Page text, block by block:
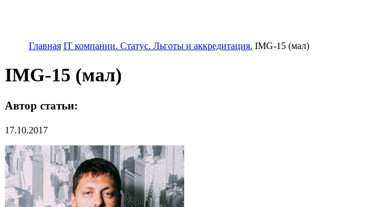
Главная IT компании. Статус. Льготы и аккредитация. IMG-15 (мал)
IMG-15 (мал)
Автор статьи:
17.10.2017